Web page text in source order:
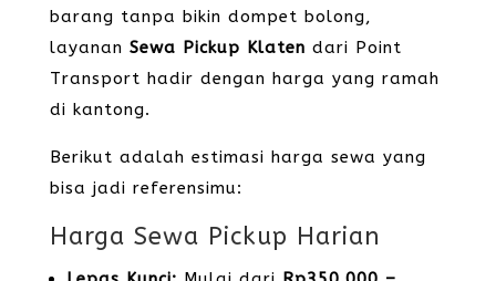
barang tanpa bikin dompet bolong,
layanan Sewa Pickup Klaten dari Point
Transport hadir dengan harga yang ramah
di kantong.
Berikut adalah estimasi harga sewa yang
bisa jadi referensimu:
Harga Sewa Pickup Harian